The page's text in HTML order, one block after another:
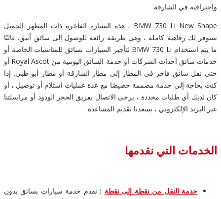
واحترافية في الشارقة.
BMW 730 Li New Shape ، هذه السيارة الفاخرة ذات المظهر الجميل
ستوفر لك رفاهية كاملة ، وهي طريقة رائعة للوصول إلى سائق أنيق. غالبًا
ما يتم استخدام BMW 730 Li لتأجير السيارات بسائق للمناسبات الخاصة أو
خدمات سائق أحداث الشركات أو خدمة السائق اليومية من Royal Ascot أو
حتى نقل سائق فاخر في المطار إلى مطار الشارقة أو مطار أبو ظبي. إذا
كنت بحاجة إلى خدمة مصممة خصيصًا مع عدة عمليات استلام أو توصيل ، أو
كان لديك أي طلبات محددة ، يرجى الاتصال بفريق الحجز الودود أو مراسلتنا
عبر البريد الإلكتروني ، يسعدنا تقديم المساعدة.
الخدمات التي نقدمها
خدمة النقل من نقطة إلى نقطة : نقدم خدمة سيارات بسائق بدون